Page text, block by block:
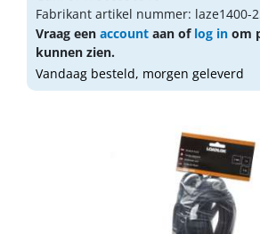
Fabrikant artikel nummer: laze1400-
Vraag een account aan of log in om
kunnen zien.
Vandaag besteld, morgen geleverd